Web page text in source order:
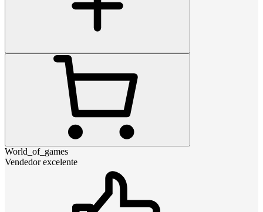
World_of_games
Vendedor excelente